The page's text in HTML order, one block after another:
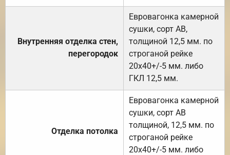
Внутренняя отделка стен,
перегородок
Евровагонка камерной
сушки, сорт АВ,
толщиной 12,5 мм. по
строганой рейке
20х40+/-5 мм. либо
ГКЛ 12,5 мм.
Отделка потолка
Евровагонка камерной
сушки, сорт АВ
толщиной, 12,5 мм. по
строганой рейке
20х40+/-5 мм. либо